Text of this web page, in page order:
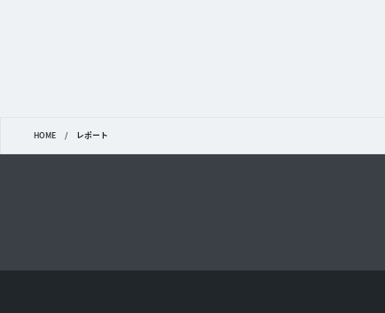
HOME / レポート